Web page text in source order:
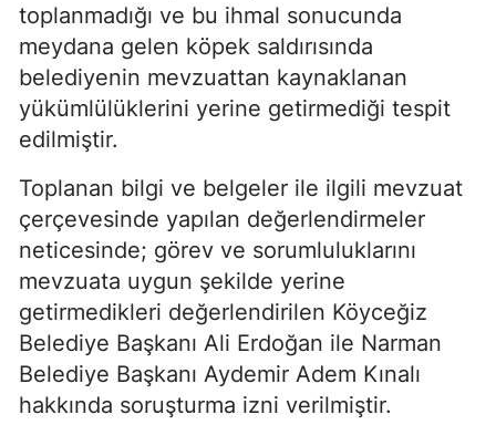
toplanmadığı ve bu ihmal sonucunda
meydana gelen köpek saldırısında
belediyenin mevzuattan kaynaklanan
yükümlülüklerini yerine getirmediği tespit
edilmiştir.
Toplanan bilgi ve belgeler ile ilgili mevzuat
çerçevesinde yapılan değerlendirmeler
neticesinde; görev ve sorumluluklarını
mevzuata uygun şekilde yerine
getirmedikleri değerlendirilen Köyceğiz
Belediye Başkanı Ali Erdoğan ile Narman
Belediye Başkanı Aydemir Adem Kınalı
hakkında soruşturma izni verilmiştir.